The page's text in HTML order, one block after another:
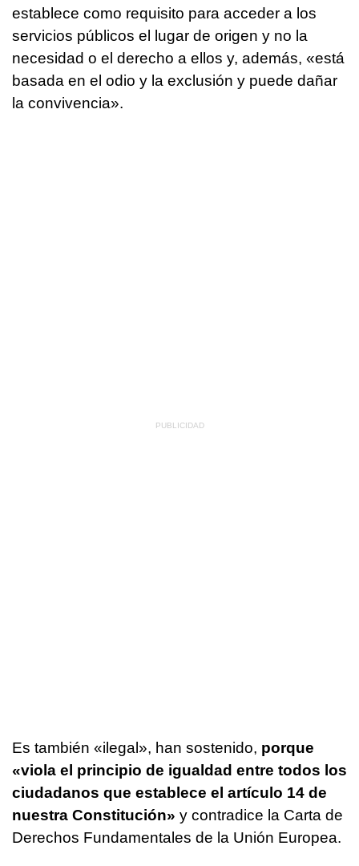
establece como requisito para acceder a los
servicios públicos el lugar de origen y no la
necesidad o el derecho a ellos y, además, «está
basada en el odio y la exclusión y puede dañar
la convivencia».
Es también «ilegal», han sostenido, porque
«viola el principio de igualdad entre todos los
ciudadanos que establece el artículo 14 de
nuestra Constitución» y contradice la Carta de
Derechos Fundamentales de la Unión Europea.